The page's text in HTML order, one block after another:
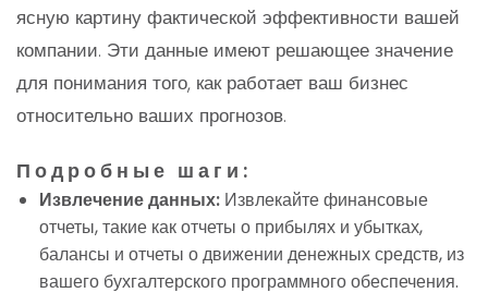
ясную картину фактической эффективности вашей
компании. Эти данные имеют решающее значение
для понимания того, как работает ваш бизнес
относительно ваших прогнозов.
Подробные шаги:
Извлечение данных:Извлекайте финансовые
отчеты, такие как отчеты о прибылях и убытках,
балансы и отчеты о движении денежных средств, из
вашего бухгалтерского программного обеспечения.